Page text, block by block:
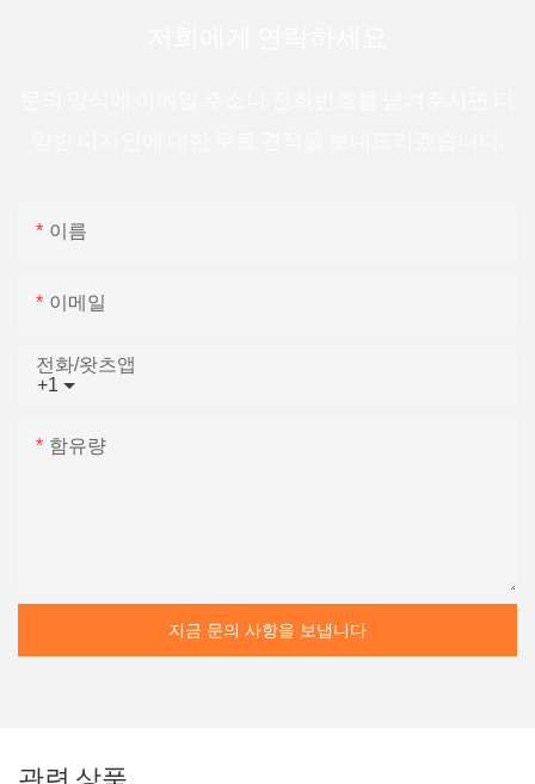
이름
이메일
+1
전화/왓츠앱
함유량
지금 문의 사항을 보냅니다
관련 상품